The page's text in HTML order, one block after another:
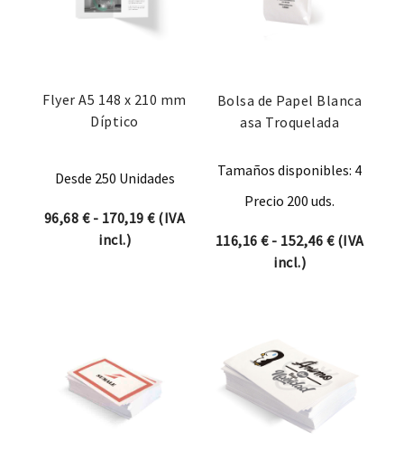
Flyer A5 148 x 210 mm
Díptico
Desde 250 Unidades
96,68 € - 170,19€Rango de precios: desde 96,68 € hasta
(IVA
incl.)
Bolsa de Papel Blanca
asa Troquelada
Tamaños disponibles: 4
Precio 200 uds.
116,16 € - 152,46 €Rango de
(IVA
incl.)